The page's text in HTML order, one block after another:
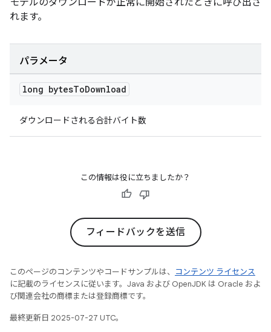
モデルのダウンロードが正常に開始されたときに呼び出さ
れます。
パラメータ
long bytesToDownload
ダウンロードされる合計バイト数
この情報は役に立ちましたか？
フィードバックを送信
このページのコンテンツやコードサンプルは、
コンテンツ ライセンス
に記載のライセンスに従います。Java および OpenJDK は Oracle およ
び関連会社の商標または登録商標です。
最終更新日 2025-07-27 UTC。